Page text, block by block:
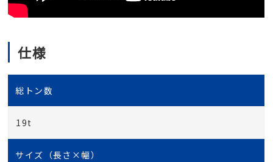
仕様
総トン数
19t
サイズ（長さ×幅）